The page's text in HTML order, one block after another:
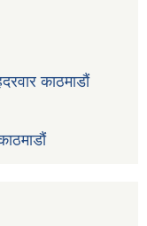
काठमाडौं